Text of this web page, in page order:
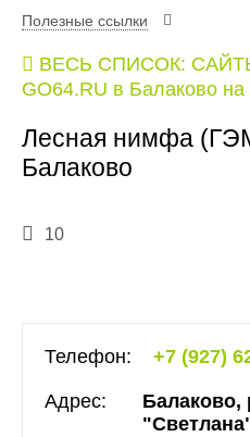
Полезные ссылки
ВЕСЬ СПИСОК:
GO64.RU в Балаково на
Лесная нимфа
Балаково
10
Телефон: +7 (927)
Адрес:
Балаково,